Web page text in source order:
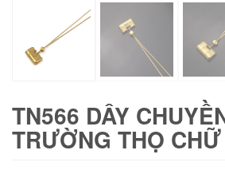
TN566 DÂY
TRƯỜNG THỌ